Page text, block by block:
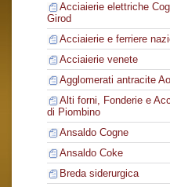
Acciaierie elettriche
Girod
Acciaierie e ferriere
Acciaierie venete
Agglomerati antracite
Alti forni, Fonderie e
di Piombino
Ansaldo Cogne
Ansaldo Coke
Breda siderurgica